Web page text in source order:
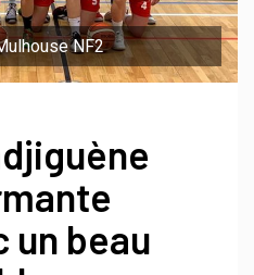
NF2
un beau